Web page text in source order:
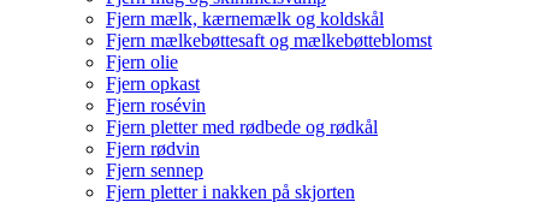
Fjern mælk, kærnemælk og koldskål
Fjern mælkebøttesaft og mælkebøtteblomst
Fjern olie
Fjern opkast
Fjern rosévin
Fjern pletter med rødbede og rødkål
Fjern rødvin
Fjern sennep
Fjern pletter i nakken på skjorten